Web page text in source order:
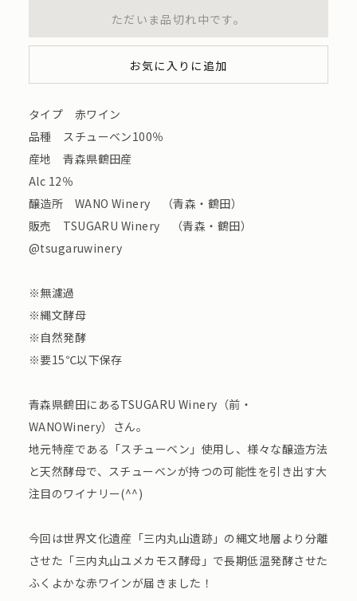
ただいま品切れ中です。
お気に入りに追加
タイプ 赤ワイン
品種 スチューベン100％
産地 青森県鶴田産
Alc 12％
醸造所 WANO Winery （青森・鶴田）
販売 TSUGARU Winery （青森・鶴田）
@tsugaruwinery
※無濾過
※縄文酵母
※自然発酵
※要15℃以下保存
青森県鶴田にあるTSUGARU Winery（前・
WANOWinery）さん。
地元特産である「スチューベン」使用し、様々な醸造方法
と天然酵母で、スチューベンが持つの可能性を引き出す大
注目のワイナリー(^^)
今回は世界文化遺産「三内丸山遺跡」の縄文地層より分離
させた「三内丸山ユメカモス酵母」で長期低温発酵させた
ふくよかな赤ワインが届きました！